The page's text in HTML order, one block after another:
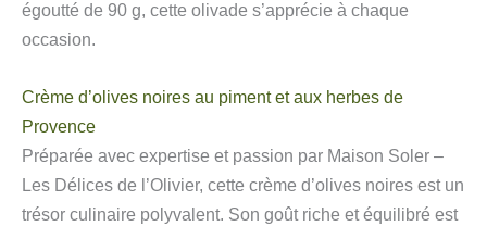
égoutté de 90 g, cette olivade s’apprécie à chaque
occasion.
Crème d’olives noires au piment et aux herbes de
Provence
Préparée avec expertise et passion par Maison Soler –
Les Délices de l’Olivier, cette crème d’olives noires est un
trésor culinaire polyvalent. Son goût riche et équilibré est